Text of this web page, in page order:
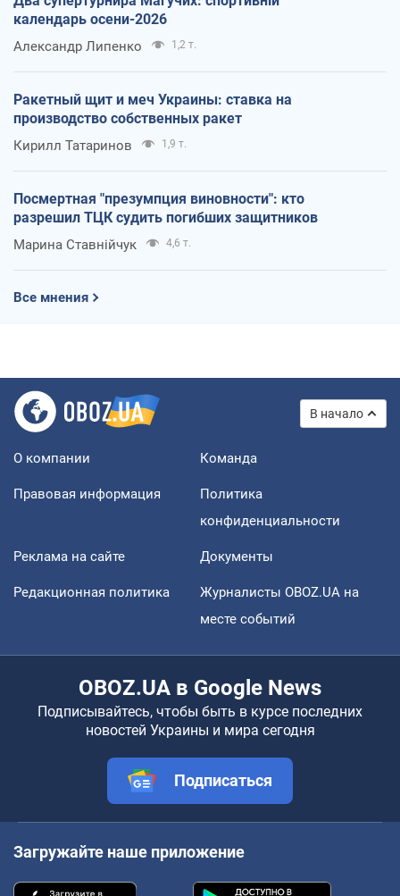
календарь осени-2026
Александр Липенко 1,2 т.
Ракетный щит и меч Украины: ставка на
производство собственных ракет
Кирилл Татаринов 1,9 т.
Посмертная "презумпция виновности": кто
разрешил ТЦК судить погибших защитников
Марина Ставнійчук 4,6 т.
Все мнения
В начало
О компании Команда
Правовая информация
Политика
конфиденциальности
Реклама на сайте Документы
Редакционная политика
Журналисты OBOZ.UA на
месте событий
OBOZ.UA в Google News
Подписывайтесь, чтобы быть в курсе последних
новостей Украины и мира сегодня
Подписаться
Загружайте наше приложение